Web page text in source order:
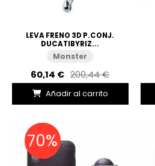
LEVA FRENO 3D P.CONJ.
DUCATIBYRIZ...
Monster
60,14 € 200,44 €
Añadir al carrito
70%